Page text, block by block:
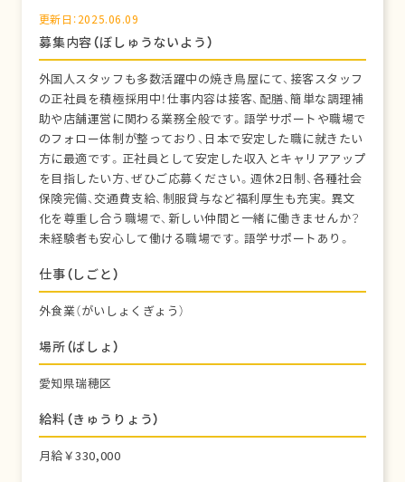
更新日：2025.06.09
募集内容（ぼしゅうないよう）
外国人スタッフも多数活躍中の焼き鳥屋にて、接客スタッフ
の正社員を積極採用中！仕事内容は接客、配膳、簡単な調理補
助や店舗運営に関わる業務全般です。語学サポートや職場で
のフォロー体制が整っており、日本で安定した職に就きたい
方に最適です。正社員として安定した収入とキャリアアップ
を目指したい方、ぜひご応募ください。週休2日制、各種社会
保険完備、交通費支給、制服貸与など福利厚生も充実。異文
化を尊重し合う職場で、新しい仲間と一緒に働きませんか？
未経験者も安心して働ける職場です。語学サポートあり。
仕事（しごと）
外食業（がいしょくぎょう）
場所（ばしょ）
愛知県瑞穂区
給料（きゅうりょう）
月給￥330,000